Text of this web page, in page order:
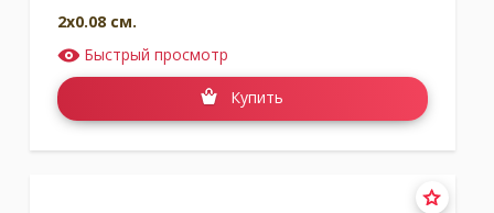
2x0.08 см.
Быстрый просмотр
Купить